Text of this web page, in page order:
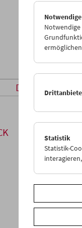
30
Di 17.8.
Notwendige
Statistik
Statistik-